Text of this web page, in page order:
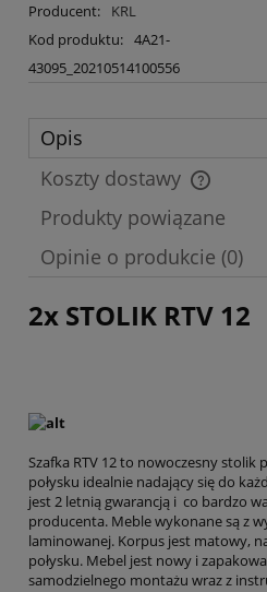
Producent:
KRL
Kod produktu: 4A21-
43095_20210514100556
Opis
Koszty dostawy
Cena nie zawiera ewentualnych
Produkty powiązane
Opinie o produkcie (0)
2x STOLIK RTV 12
Szafka RTV 12 to nowoczesny stolik
połysku idealnie nadający się do
jest 2 letnią gwarancją i co bardzo
producenta. Meble wykonane są z
laminowanej. Korpus jest matowy,
połysku. Mebel jest nowy i
samodzielnego montażu wraz z